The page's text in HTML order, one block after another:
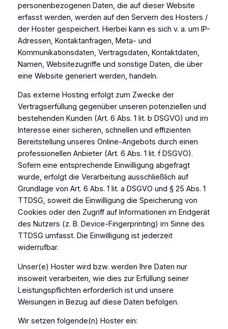
personenbezogenen Daten, die auf dieser Website
erfasst werden, werden auf den Servern des Hosters /
der Hoster gespeichert. Hierbei kann es sich v. a. um IP-
Adressen, Kontaktanfragen, Meta- und
Kommunikationsdaten, Vertragsdaten, Kontaktdaten,
Namen, Websitezugriffe und sonstige Daten, die über
eine Website generiert werden, handeln.
Das externe Hosting erfolgt zum Zwecke der
Vertragserfüllung gegenüber unseren potenziellen und
bestehenden Kunden (Art. 6 Abs. 1 lit. b DSGVO) und im
Interesse einer sicheren, schnellen und effizienten
Bereitstellung unseres Online-Angebots durch einen
professionellen Anbieter (Art. 6 Abs. 1 lit. f DSGVO).
Sofern eine entsprechende Einwilligung abgefragt
wurde, erfolgt die Verarbeitung ausschließlich auf
Grundlage von Art. 6 Abs. 1 lit. a DSGVO und § 25 Abs. 1
TTDSG, soweit die Einwilligung die Speicherung von
Cookies oder den Zugriff auf Informationen im Endgerät
des Nutzers (z. B. Device-Fingerprinting) im Sinne des
TTDSG umfasst. Die Einwilligung ist jederzeit
widerrufbar.
Unser(e) Hoster wird bzw. werden Ihre Daten nur
insoweit verarbeiten, wie dies zur Erfüllung seiner
Leistungspflichten erforderlich ist und unsere
Weisungen in Bezug auf diese Daten befolgen.
Wir setzen folgende(n) Hoster ein: